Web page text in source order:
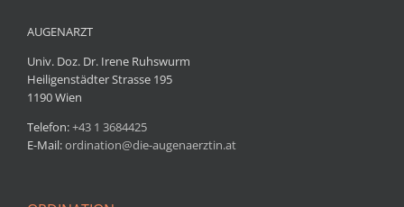
AUGENARZT
Univ. Doz. Dr. Irene Ruhswurm
Heiligenstädter Strasse 195
1190 Wien
Telefon:+43 1 3684425
E-Mail:ordination@die-augenaerztin.at